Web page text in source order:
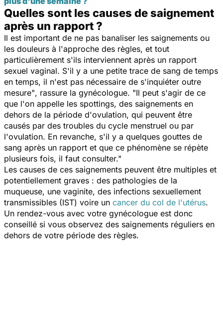
Quelles sont les causes de saignement
après un rapport ?
Il est important de ne pas banaliser les saignements ou
les douleurs à l'approche des règles, et tout
particulièrement s'ils interviennent après un rapport
sexuel vaginal. S'il y a une petite trace de sang de temps
en temps, il n'est pas nécessaire de s'inquiéter outre
mesure", rassure la gynécologue. "Il peut s'agir de ce
que l'on appelle les spottings, des saignements en
dehors de la période d'ovulation, qui peuvent être
causés par des troubles du cycle menstruel ou par
l'ovulation. En revanche, s'il y a quelques gouttes de
sang après un rapport et que ce phénomène se répète
plusieurs fois, il faut consulter."
Les causes de ces saignements peuvent être multiples et
potentiellement graves : des pathologies de la
muqueuse, une vaginite, des infections sexuellement
transmissibles (IST) voire un cancer du col de l'utérus.
Un rendez-vous avec votre gynécologue est donc
conseillé si vous observez des saignements réguliers en
dehors de votre période des règles.